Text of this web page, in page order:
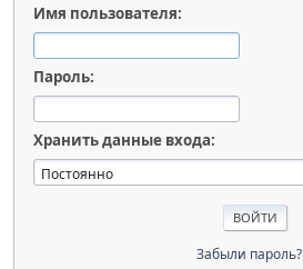
Имя пользователя:
Пароль:
Хранить данные входа:
Забыли пароль?